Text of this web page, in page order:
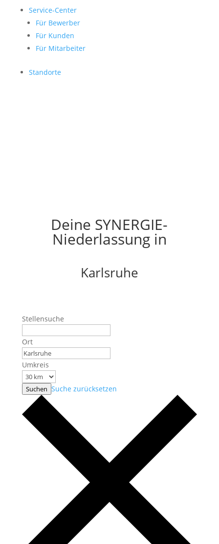
Service-Center
Für Bewerber
Für Kunden
Für Mitarbeiter
Standorte
Deine SYNERGIE-
Niederlassung in
Karlsruhe
Stellensuche
Ort
Umkreis
Suchen Suche zurücksetzen